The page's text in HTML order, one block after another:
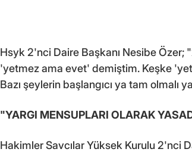
Hsyk 2'nci Daire Başkanı Nesibe Özer;
'yetmez ama evet' demiştim. Keşke
Bazı şeylerin başlangıcı ya tam olmalı
"YARGI MENSUPLARI OLARAK
Hakimler Savcılar Yüksek Kurulu 2'nci